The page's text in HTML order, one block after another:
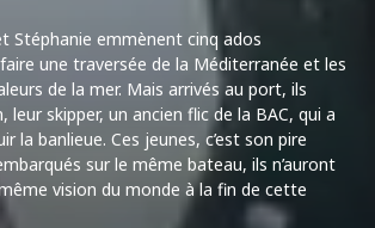
Stéphanie emmènent cinq ados
une traversée de la Méditerranée et les
de la mer. Mais arrivés au port, ils
skipper, un ancien flic de la BAC, qui a
la banlieue. Ces jeunes, c’est son pire
sur le même bateau, ils n’auront
vision du monde à la fin de cette